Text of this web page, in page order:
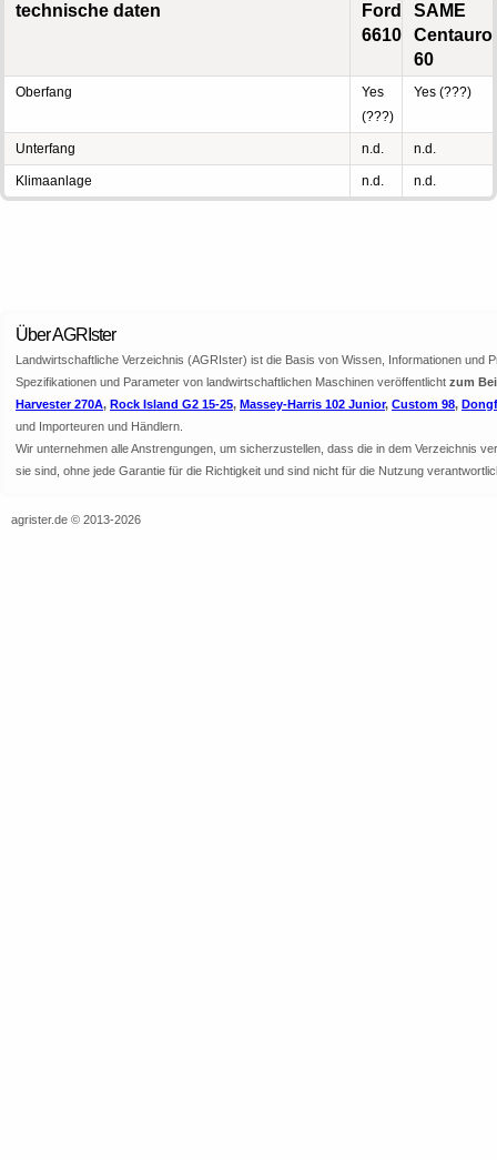
technische daten
Ford
6610
SAME
Centauro
60
Oberfang
Yes
(???)
Yes (???)
Unterfang n.d. n.d.
Klimaanlage n.d. n.d.
Über AGRIster
Landwirtschaftliche Verzeichnis (AGRIster) ist die Basis von Wissen, Informationen
Spezifikationen und Parameter von landwirtschaftlichen Maschinen veröffentlicht zum
Harvester 270A, Rock Island G2 15-25, Massey-Harris 102 Junior, Custom 98,
und Importeuren und Händlern.
Wir unternehmen alle Anstrengungen, um sicherzustellen, dass die in dem Verzeichnis
sie sind, ohne jede Garantie für die Richtigkeit und sind nicht für die Nutzung
agrister.de © 2013-2026